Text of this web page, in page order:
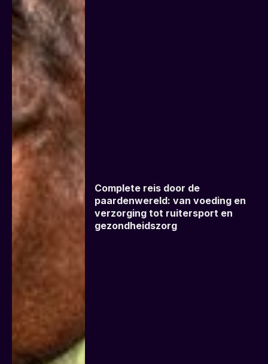
Complete reis door de
paardenwereld: van voeding en
verzorging tot ruitersport en
gezondheidszorg